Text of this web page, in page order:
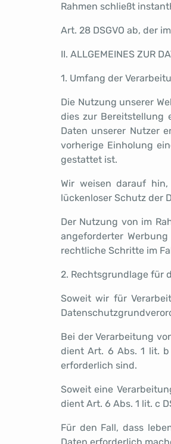
Rahmen schließt
Art. 28 DSGVO ab, der
II. ALLGEMEINES ZUR
1. Umfang der
Die Nutzung unserer
dies zur Bereitstellung
Daten unserer Nutzer
vorherige Einholung
gestattet ist.
Wir weisen darauf
lückenloser Schutz der
Der Nutzung von im
angeforderter
rechtliche Schritte im
2. Rechtsgrundlage für
Soweit wir für
Bei der Verarbeitung
dient Art. 6 Abs. 1 lit. b
erforderlich sind.
Soweit eine
dient Art. 6 Abs. 1 lit. c
Für den Fall, dass